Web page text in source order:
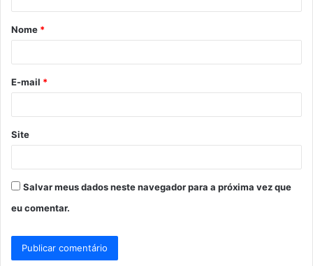
á
r
*
Nome *
E-mail *
Site
Salvar meus dados neste navegador para a próxima vez que
eu comentar.